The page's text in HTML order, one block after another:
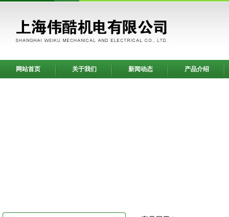
网站首页 关于我们 新闻动态 产品介绍